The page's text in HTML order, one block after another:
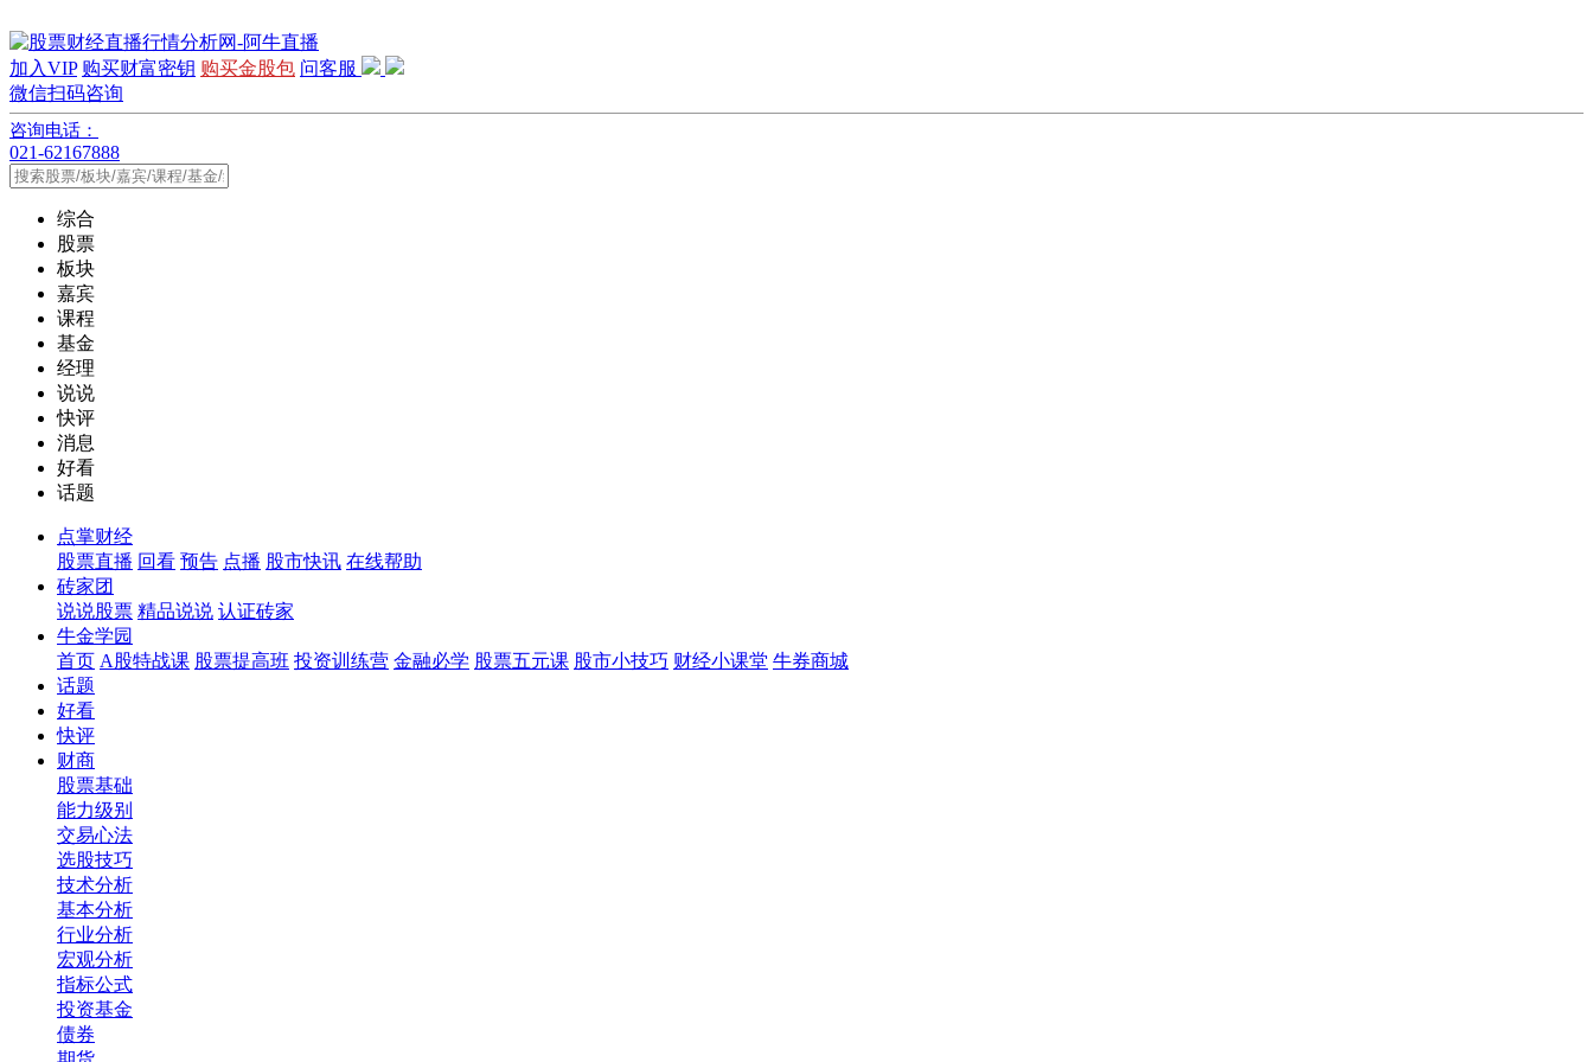
加入VIP 购买财富密钥 购买金股包 问客服
微信扫码咨询
咨询电话：
021-62167888
综合
股票
板块
嘉宾
课程
基金
经理
说说
快评
消息
好看
话题
点掌财经
股票直播 回看 预告 点播 股市快讯 在线帮助
砖家团
说说股票 精品说说 认证砖家
牛金学园
首页 A股特战课 股票提高班 投资训练营 金融必学 股票五元课 股市小技巧 财经小课堂 牛券商城
话题
好看
快评
财商
股票基础
能力级别
交易心法
选股技巧
技术分析
基本分析
行业分析
宏观分析
指标公式
投资基金
债券